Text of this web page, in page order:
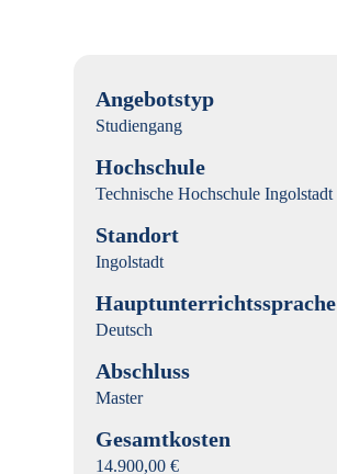
Angebotstyp
Studiengang
Hochschule
Technische Hochschule Ingolstadt
Standort
Ingolstadt
Hauptunterrichtssprache
Deutsch
Abschluss
Master
Gesamtkosten
14.900,00 €